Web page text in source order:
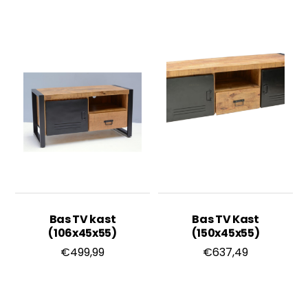
Bas TV kast
(106x45x55)
€499,99
Bas TV Kast
(150x45x55)
€637,49